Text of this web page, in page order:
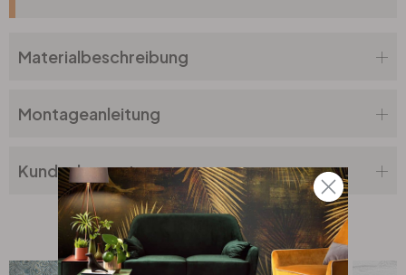
Materialbeschreibung
Montageanleitung
Kundenbewertung
Top Seller